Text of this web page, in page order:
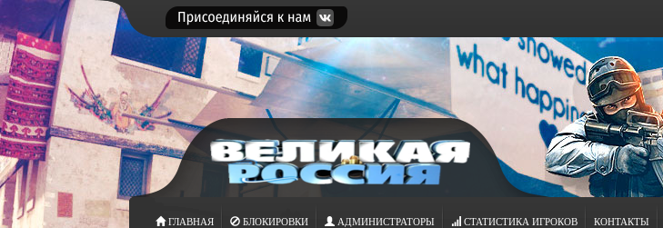
ГЛАВНАЯ БЛОКИРОВКИ АДМИНИСТРАТОРЫ СТАТИСТИКА ИГРОКОВ КОНТАКТЫ